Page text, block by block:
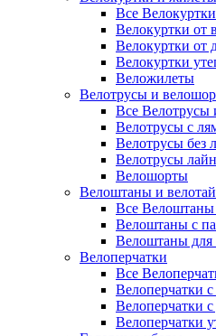
Все
Велокуртки от
Велокуртки от
Велокуртки
Веложилеты
Велотрусы и
Все Велотрусы
Велотрусы с
Велотрусы без
Велотрусы
Велошорты
Велоштаны и
Все Велоштаны
Велоштаны с
Велоштаны
Велоперчатки
Все
Велоперчатки
Велоперчатки
Велоперчатки